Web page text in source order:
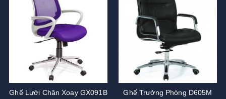
Ghế Lưới Chân Xoay GX091B Ghế Trưởng Phòng D605M